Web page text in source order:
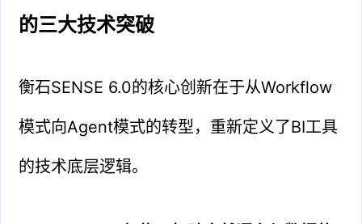
的三大技术突破
衡石SENSE 6.0的核心创新在于从Workflow
模式向Agent模式的转型，重新定义了BI工具
的技术底层逻辑。